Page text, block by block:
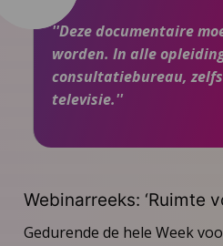
''Deze documentaire
worden. In alle
consultatiebureau,
televisie.''
Webinarreeks: ‘Ruimte
Gedurende de hele Week